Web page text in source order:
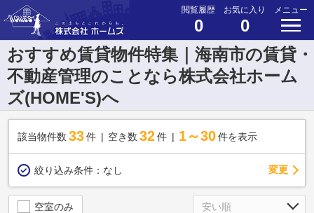
閲覧履歴
0
お気に入り
0
メニュー
おすすめ賃貸物件特集｜海南市の賃貸・
不動産管理のことなら株式会社ホーム
ズ(HOME'S)へ
該当物件数 33件 空き数 32 件 1～30 件を表示
絞り込み条件： なし 変更
空室のみ